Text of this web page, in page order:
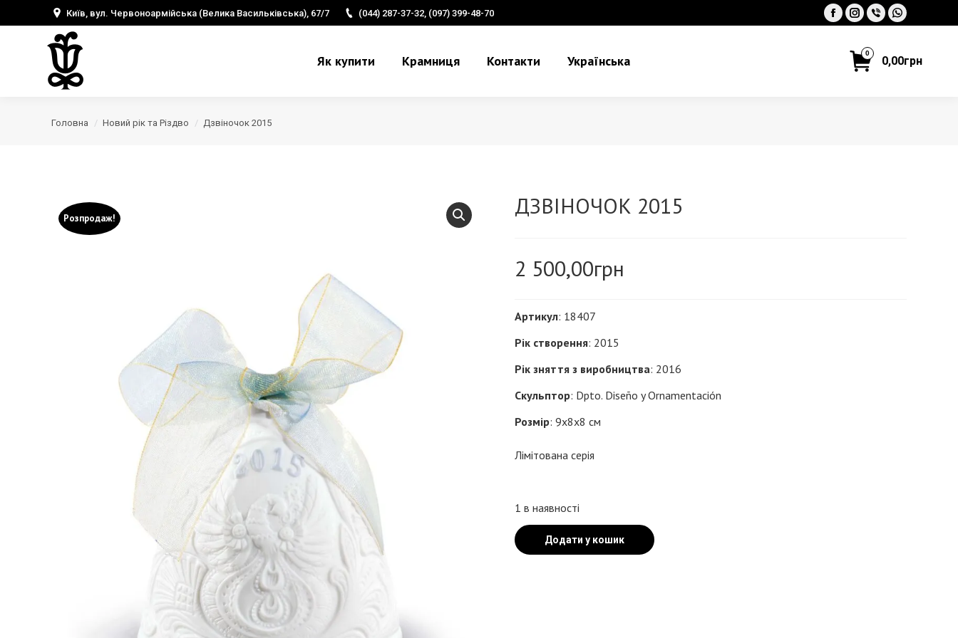
Київ, вул. Червоноармійська (Велика Васильківська), 67/7 (044) 287-37-32, (097) 399-48-70 Facebook
Instagram
ViberWhatsapp
Як купити Крамниця Контакти Українська 0,00грн
0
Головна Новий рік та Різдво Дзвіночок 2015
Розпродаж! ДЗВІНОЧОК 2015
2 500,00грн
Артикул: 18407
Рік створення: 2015
Рік зняття з виробництва: 2016
Скульптор: Dpto. Diseño y Ornamentación
Розмір: 9x8x8 см
Лімітована серія
1 в наявності
Додати у кошик